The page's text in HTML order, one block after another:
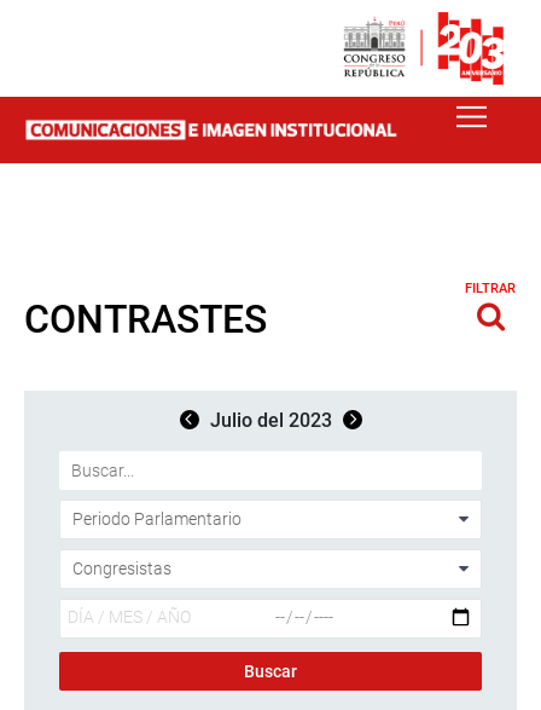
CONTRASTES
FILTRAR
Julio del 2023